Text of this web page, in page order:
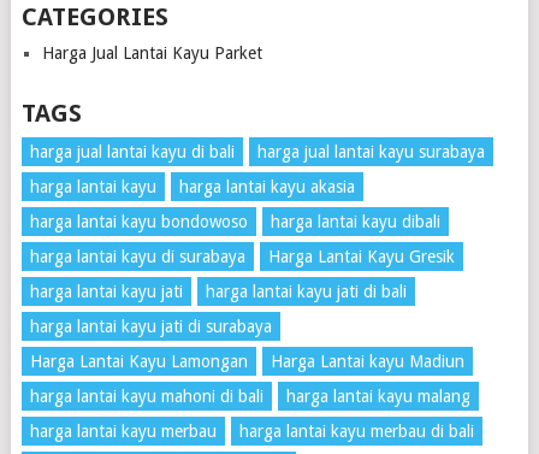
CATEGORIES
Harga Jual Lantai Kayu Parket
TAGS
harga jual lantai kayu di bali
harga jual lantai kayu surabaya
harga lantai kayu
harga lantai kayu akasia
harga lantai kayu bondowoso
harga lantai kayu dibali
harga lantai kayu di surabaya
Harga Lantai Kayu Gresik
harga lantai kayu jati
harga lantai kayu jati di bali
harga lantai kayu jati di surabaya
Harga Lantai Kayu Lamongan
Harga Lantai kayu Madiun
harga lantai kayu mahoni di bali
harga lantai kayu malang
harga lantai kayu merbau
harga lantai kayu merbau di bali